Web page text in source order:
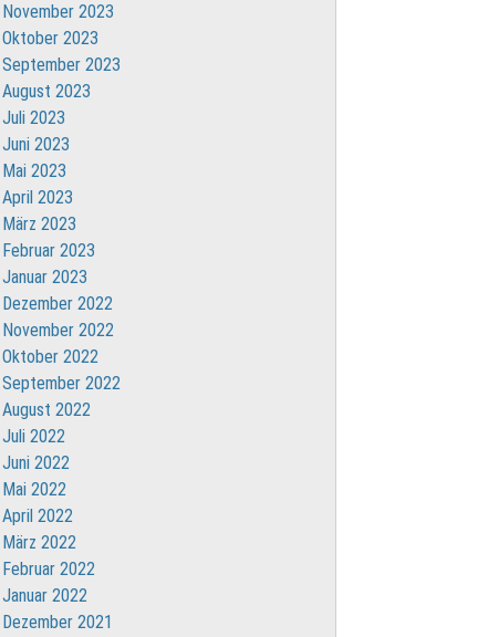
November 2023
Oktober 2023
September 2023
August 2023
Juli 2023
Juni 2023
Mai 2023
April 2023
März 2023
Februar 2023
Januar 2023
Dezember 2022
November 2022
Oktober 2022
September 2022
August 2022
Juli 2022
Juni 2022
Mai 2022
April 2022
März 2022
Februar 2022
Januar 2022
Dezember 2021